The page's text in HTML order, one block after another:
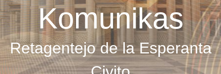
Komunikas
Retagentejo de la Esperanta